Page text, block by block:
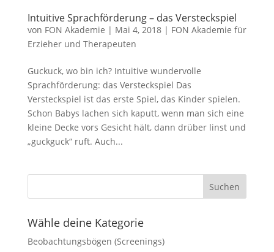
Intuitive Sprachförderung – das Versteckspiel
von FON Akademie | Mai 4, 2018| FON Akademie für
Erzieher und Therapeuten
Guckuck, wo bin ich? Intuitive wundervolle
Sprachförderung: das Versteckspiel Das
Versteckspiel ist das erste Spiel, das Kinder spielen.
Schon Babys lachen sich kaputt, wenn man sich eine
kleine Decke vors Gesicht hält, dann drüber linst und
„guckguck“ ruft. Auch...
Wähle deine Kategorie
Beobachtungsbögen (Screenings)